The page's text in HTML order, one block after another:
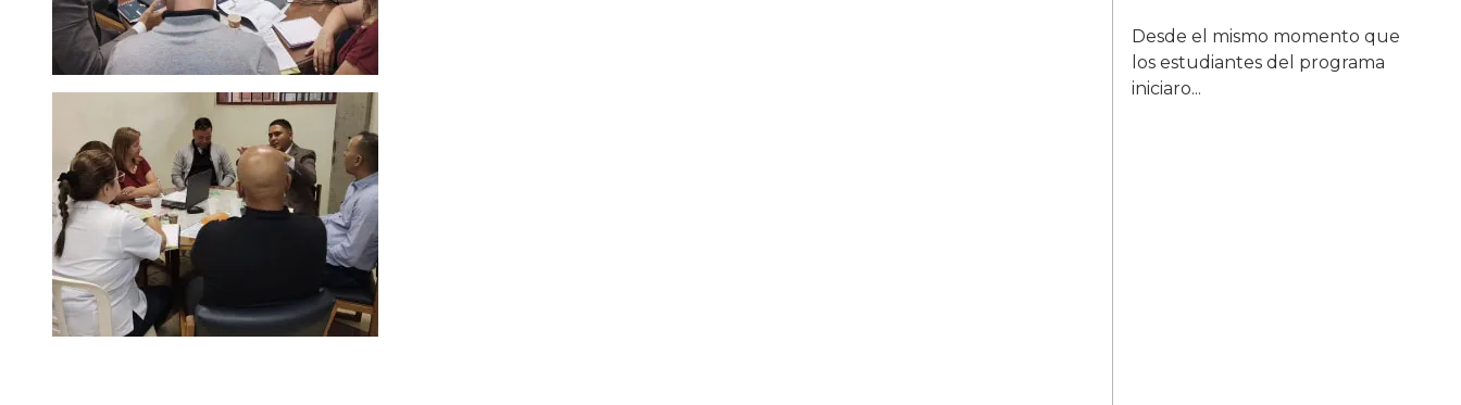
Desde el mismo momento que
los estudiantes del programa
iniciaro...